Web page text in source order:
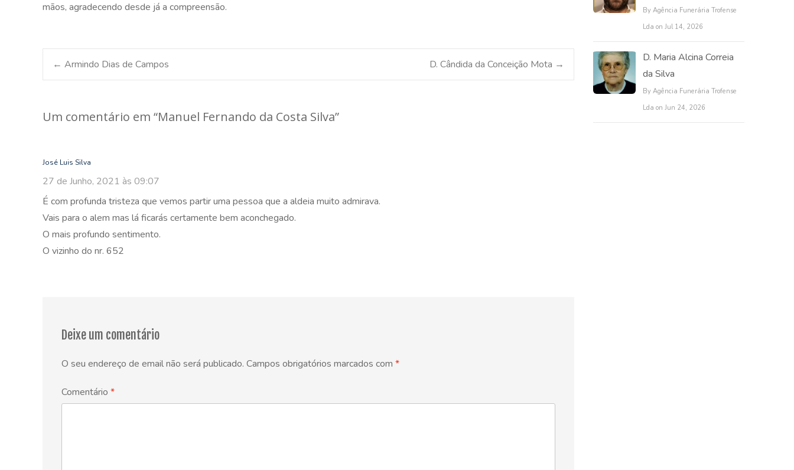
mãos, agradecendo desde já a compreensão.
Post
navigation
← Armindo Dias de Campos D. Cândida da Conceição Mota →
Um comentário em “Manuel Fernando da Costa Silva”
José Luis Silva
27 de Junho, 2021 às 09:07
É com profunda tristeza que vemos partir uma pessoa que a aldeia muito admirava.
Vais para o alem mas lá ficarás certamente bem aconchegado.
O mais profundo sentimento.
O vizinho do nr. 652
Deixe um comentário
O seu endereço de email não será publicado. Campos obrigatórios marcados com *
Comentário *
By Agência Funerária Trofense
Lda on Jul 14, 2026
D. Maria Alcina Correia
da Silva
By Agência Funerária Trofense
Lda on Jun 24, 2026